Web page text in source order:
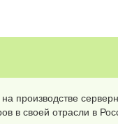
производстве
в своей отрасли в